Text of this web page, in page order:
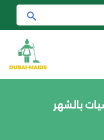
ب
ح
ث
بالشهر